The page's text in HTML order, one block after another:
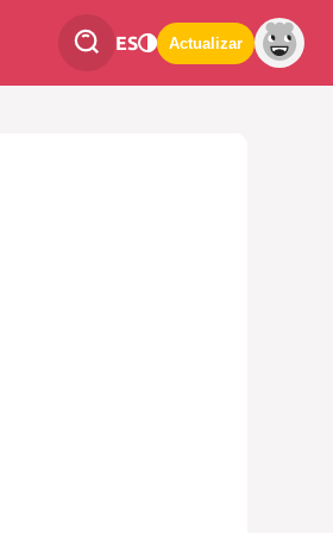
ES Actualizar